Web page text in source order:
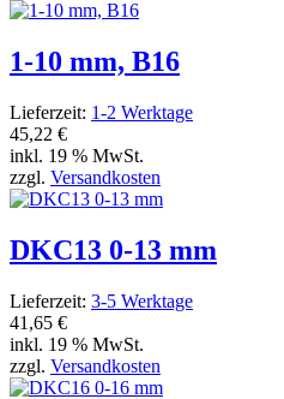
1-10 mm, B16
Lieferzeit: 1-2 Werktage
45,22 €
inkl. 19 % MwSt.
zzgl. Versandkosten
DKC13 0-13 mm
Lieferzeit: 3-5 Werktage
41,65 €
inkl. 19 % MwSt.
zzgl. Versandkosten